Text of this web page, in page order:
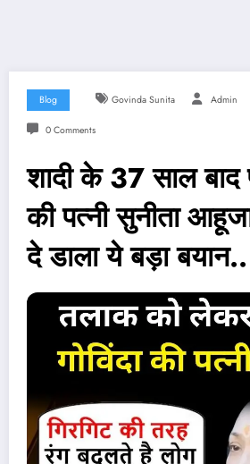
Blog Govinda Sunita Admin
0 Comments
शादी के 37 साल बाद
की पत्नी सुनीता
दे डाला ये बड़ा बयान..